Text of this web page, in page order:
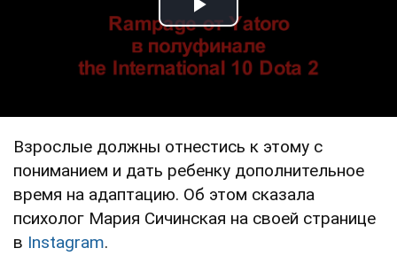
Play Video
Взрослые должны отнестись к этому с
пониманием и дать ребенку дополнительное
время на адаптацию. Об этом сказала
психолог Мария Сичинская на своей странице
в Instagram.